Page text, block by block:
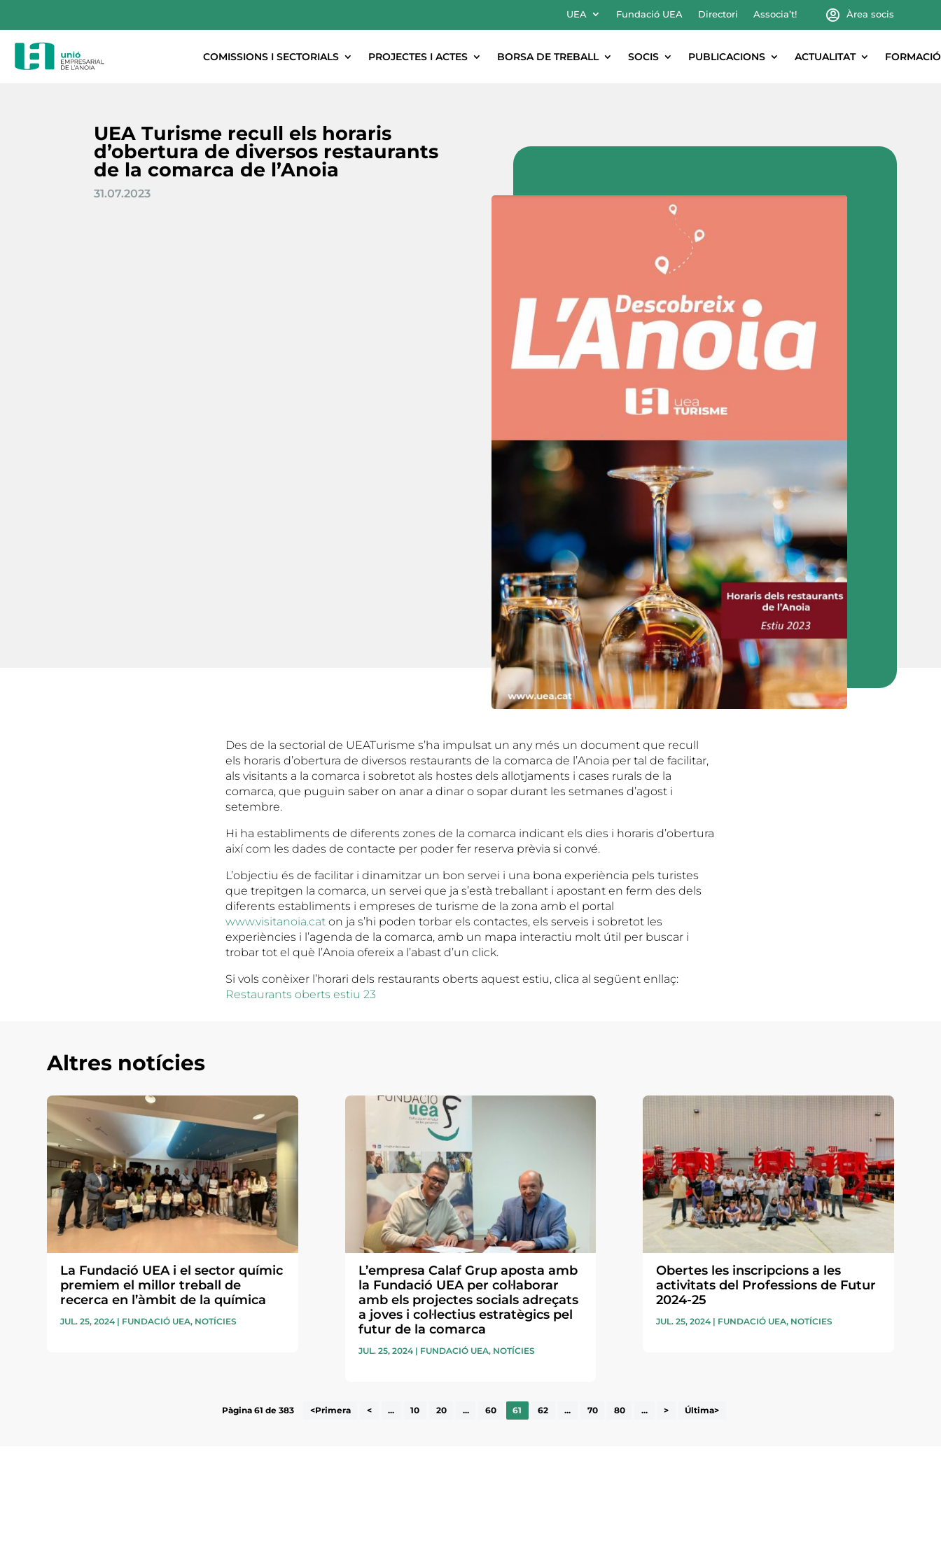
UEA Fundació UEA Directori Associa’t! Àrea socis
COMISSIONS I SECTORIALS PROJECTES I ACTES BORSA DE TREBALL SOCIS PUBLICACIONS ACTUALITAT FORMACIÓ
UEA Turisme recull els horaris
d’obertura de diversos restaurants
de la comarca de l’Anoia
31.07.2023
Des de la sectorial de UEATurisme s’ha impulsat un any més un document que recull
els horaris d’obertura de diversos restaurants de la comarca de l’Anoia per tal de facilitar,
als visitants a la comarca i sobretot als hostes dels allotjaments i cases rurals de la
comarca, que puguin saber on anar a dinar o sopar durant les setmanes d’agost i
setembre.
Hi ha establiments de diferents zones de la comarca indicant els dies i horaris d’obertura
així com les dades de contacte per poder fer reserva prèvia si convé.
L’objectiu és de facilitar i dinamitzar un bon servei i una bona experiència pels turistes
que trepitgen la comarca, un servei que ja s’està treballant i apostant en ferm des dels
diferents establiments i empreses de turisme de la zona amb el portal
www.visitanoia.cat on ja s’hi poden torbar els contactes, els serveis i sobretot les
experiències i l’agenda de la comarca, amb un mapa interactiu molt útil per buscar i
trobar tot el què l’Anoia ofereix a l’abast d’un click.
Si vols conèixer l’horari dels restaurants oberts aquest estiu, clica al següent enllaç:
Restaurants oberts estiu 23
Altres notícies
La Fundació UEA i el sector químic
premiem el millor treball de
recerca en l’àmbit de la química
JUL. 25, 2024 | FUNDACIÓ UEA, NOTÍCIES
L’empresa Calaf Grup aposta amb
la Fundació UEA per col·laborar
amb els projectes socials adreçats
a joves i col·lectius estratègics pel
futur de la comarca
JUL. 25, 2024| FUNDACIÓ UEA, NOTÍCIES
Obertes les inscripcions a les
activitats del Professions de Futur
2024-25
JUL. 25, 2024| FUNDACIÓ UEA, NOTÍCIES
Pàgina 61 de 383 <Primera < ... 10 20 ... 60 61 62 ... 70 80 ... > Última>